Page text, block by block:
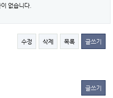
없습니다.
수정 삭제 목록 글쓰기
글쓰기